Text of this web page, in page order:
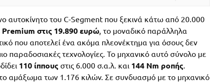
αυτοκίνητο του C-Segment που ξεκινά κάτω από 20.000
Premium στις 19.890 ευρώ, το μοναδικό παράλληλα
που αποτελεί ένα ακόμα πλεονέκτημα για όσους δεν
παραδοσιακές τεχνολογίες. Το μηχανικό αυτό σύνολο με
110 ίππους στις 6.000 σ.α.λ. και 144 Nm ροπής.
αμάξωμα των 1.176 κιλών. Σε συνδυασμό με το μηχανικό